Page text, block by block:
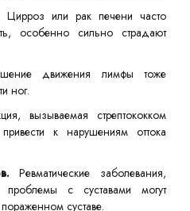
Цирроз или рак печени часто
особенно сильно страдают
движения лимфы тоже
ног.
вызываемая стрептококком
к нарушениям оттока
Ревматические заболевания,
с суставами могут
суставе.